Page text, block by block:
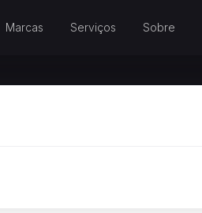
Marcas Serviços Sobre